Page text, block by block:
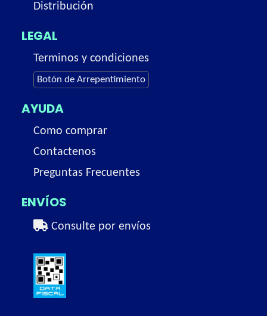
Distribución
LEGAL
Terminos y condiciones
Botón de Arrepentimiento
AYUDA
Como comprar
Contactenos
Preguntas Frecuentes
ENVÍOS
Consulte por envíos